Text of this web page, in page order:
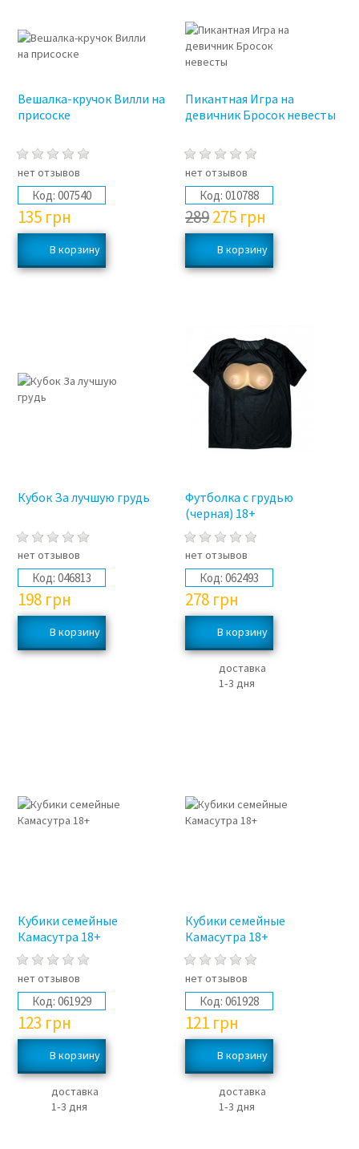
Вешалка-кручок Вилли на
присоске
нет отзывов
Код: 007540
135 грн
Пикантная Игра на
девичник Бросок невесты
нет отзывов
Код: 010788
289275 грн
Кубок За лучшую грудь
нет отзывов
Код: 046813
198 грн
Футболка с грудью
(черная) 18+
нет отзывов
Код: 062493
278 грн
доставка
1‑3 дня
Кубики семейные
Камасутра 18+
нет отзывов
Код: 061929
123 грн
доставка
1‑3 дня
Кубики семейные
Камасутра 18+
нет отзывов
Код: 061928
121 грн
доставка
1‑3 дня